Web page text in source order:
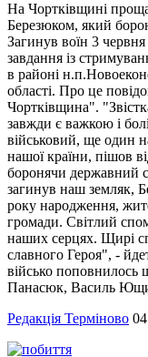
На Чортківщині
Березюком, який
Загинув воїн 3
завдання із
в районі
області. Про це
Чортківщина".
завжди є важкою і
військовий, ще один
нашої країни, пішов
боронячи державний
загинув наш земляк,
року народження,
громади. Світлий
наших серцях. Щирі
славного Героя", -
військо поповнилось
Панасюк, Василь
Редакція Терміново